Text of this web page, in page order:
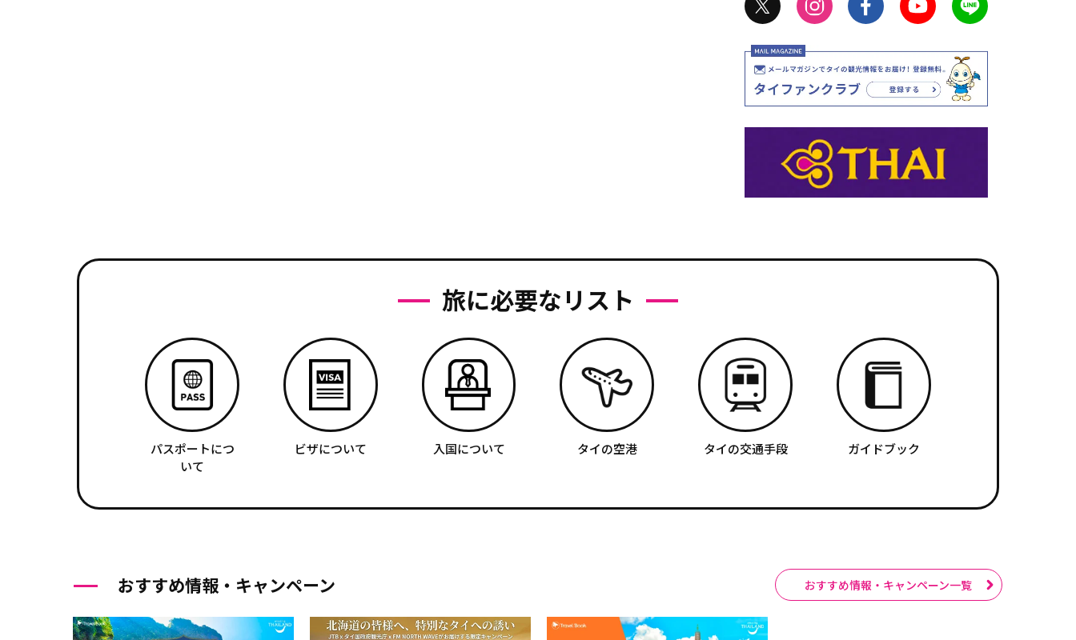
旅に必要なリスト
パスポートにつ
いて
ビザについて 入国について タイの空港 タイの交通手段 ガイドブック
おすすめ情報・キャンペーン おすすめ情報・キャンペーン一覧